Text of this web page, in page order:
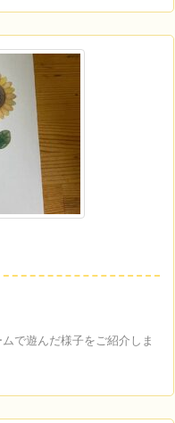
で遊んだ様子をご紹介しま